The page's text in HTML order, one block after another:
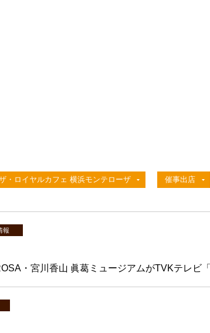
・ロイヤルカフェ 横浜モンテローザ 催事出店
報
・宮川香山 眞葛ミュージアムがTVKテレビ